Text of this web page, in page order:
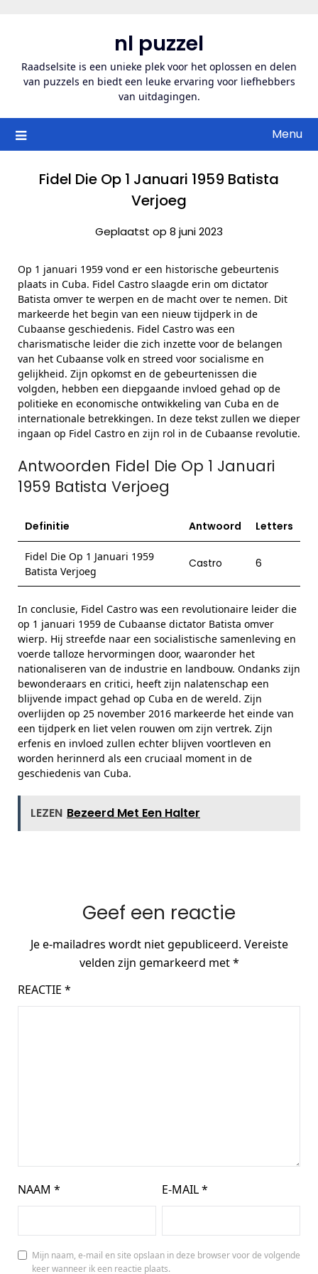
inhoud
nl puzzel
Raadselsite is een unieke plek voor het oplossen en delen
van puzzels en biedt een leuke ervaring voor liefhebbers
van uitdagingen.
Menu
Fidel Die Op 1 Januari 1959 Batista
Verjoeg
Geplaatst op 8 juni 2023
Op 1 januari 1959 vond er een historische gebeurtenis
plaats in Cuba. Fidel Castro slaagde erin om dictator
Batista omver te werpen en de macht over te nemen. Dit
markeerde het begin van een nieuw tijdperk in de
Cubaanse geschiedenis. Fidel Castro was een
charismatische leider die zich inzette voor de belangen
van het Cubaanse volk en streed voor socialisme en
gelijkheid. Zijn opkomst en de gebeurtenissen die
volgden, hebben een diepgaande invloed gehad op de
politieke en economische ontwikkeling van Cuba en de
internationale betrekkingen. In deze tekst zullen we dieper
ingaan op Fidel Castro en zijn rol in de Cubaanse revolutie.
Antwoorden Fidel Die Op 1 Januari
1959 Batista Verjoeg
Definitie Antwoord Letters
Fidel Die Op 1 Januari 1959
Batista Verjoeg
Castro 6
In conclusie, Fidel Castro was een revolutionaire leider die
op 1 januari 1959 de Cubaanse dictator Batista omver
wierp. Hij streefde naar een socialistische samenleving en
voerde talloze hervormingen door, waaronder het
nationaliseren van de industrie en landbouw. Ondanks zijn
bewonderaars en critici, heeft zijn nalatenschap een
blijvende impact gehad op Cuba en de wereld. Zijn
overlijden op 25 november 2016 markeerde het einde van
een tijdperk en liet velen rouwen om zijn vertrek. Zijn
erfenis en invloed zullen echter blijven voortleven en
worden herinnerd als een cruciaal moment in de
geschiedenis van Cuba.
LEZEN Bezeerd Met Een Halter
Geef een reactie
Je e-mailadres wordt niet gepubliceerd. Vereiste
velden zijn gemarkeerd met*
REACTIE *
NAAM * E-MAIL*
Mijn naam, e-mail en site opslaan in deze browser voor de volgende
keer wanneer ik een reactie plaats.